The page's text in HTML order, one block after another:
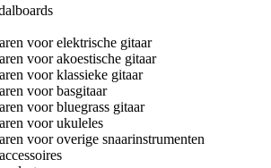
voor elektrische gitaar
voor akoestische gitaar
voor klassieke gitaar
voor basgitaar
voor bluegrass gitaar
voor ukuleles
voor overige snaarinstrumenten